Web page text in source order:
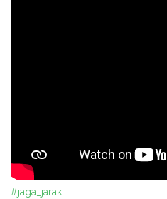
#jaga_jarak